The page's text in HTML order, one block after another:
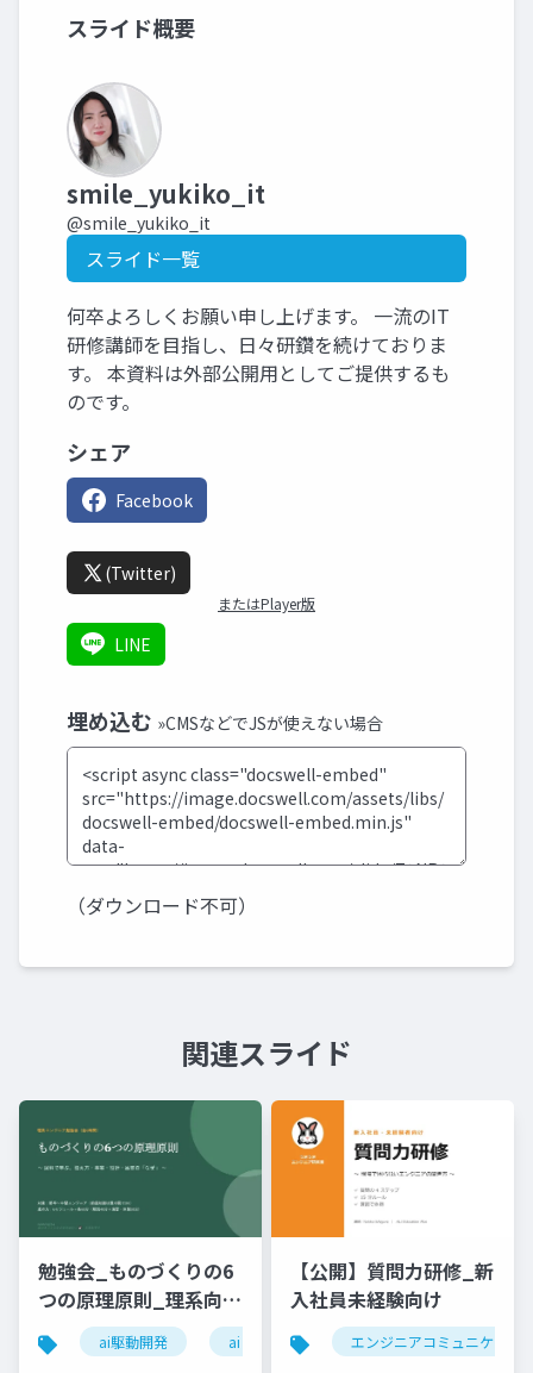
スライド概要
smile_yukiko_it
@smile_yukiko_it
スライド一覧
何卒よろしくお願い申し上げます。 一流のIT
研修講師を目指し、日々研鑽を続けておりま
す。 本資料は外部公開用としてご提供するも
のです。
シェア
Facebook
(Twitter)
またはPlayer版
LINE
埋め込む »CMSなどでJSが使えない場合
（ダウンロード不可）
関連スライド
勉強会_ものづくりの6
つの原理原則_理系向け
6時間_2026_05_24_
石黒友季子
ai駆動開発 ai
【公開】質問力研修_新
入社員未経験向け
エンジニアコミュニケーシ